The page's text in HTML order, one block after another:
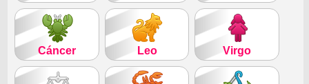
Cáncer Leo Virgo